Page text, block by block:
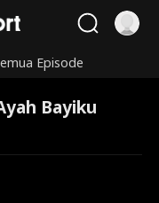
Episode
Bayiku